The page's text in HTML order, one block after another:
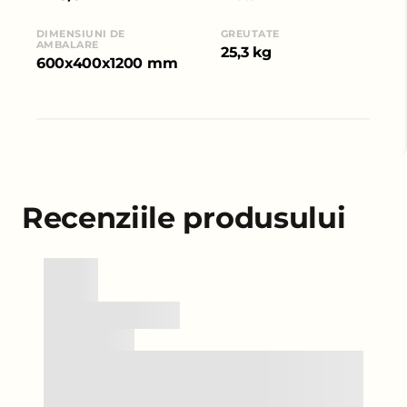
DIMENSIUNI DE
AMBALARE
600x400x1200 mm
GREUTATE
25,3 kg
Recenziile produsului